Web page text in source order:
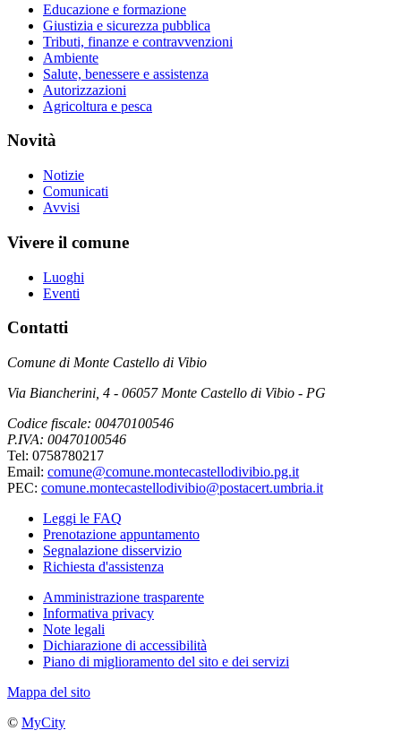
Educazione e formazione
Giustizia e sicurezza pubblica
Tributi, finanze e contravvenzioni
Ambiente
Salute, benessere e assistenza
Autorizzazioni
Agricoltura e pesca
Novità
Notizie
Comunicati
Avvisi
Vivere il comune
Luoghi
Eventi
Contatti
Comune di Monte Castello di Vibio
Via Biancherini, 4 - 06057 Monte Castello di Vibio - PG
Codice fiscale: 00470100546
P.IVA: 00470100546
Tel: 0758780217
Email: comune@comune.montecastellodivibio.pg.it
PEC: comune.montecastellodivibio@postacert.umbria.it
Leggi le FAQ
Prenotazione appuntamento
Segnalazione disservizio
Richiesta d'assistenza
Amministrazione trasparente
Informativa privacy
Note legali
Dichiarazione di accessibilità
Piano di miglioramento del sito e dei servizi
Mappa del sito
© MyCity